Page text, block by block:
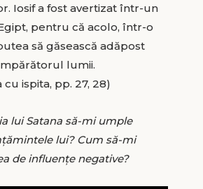
Iosif a fost avertizat într-un
pentru că acolo, într-o
să găsească adăpost
lumii.
ispita, pp. 27, 28)
lui Satana să-mi umple
lui? Cum să-mi
de influențe negative?